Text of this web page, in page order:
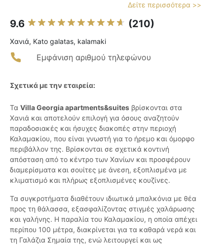
Δείτε περισσότερα >>
9.6 (210)
Χανιά, Kato galatas, kalamaki
Εμφάνιση αριθμού τηλεφώνου
Σχετικά με την εταιρεία:
Τα Villa Georgia apartments&suites βρίσκονται στα
Χανιά και αποτελούν επιλογή για όσους αναζητούν
παραδοσιακές και ήσυχες διακοπές στην περιοχή
Καλαμακίου, που είναι γνωστή για το ήρεμο και όμορφο
περιβάλλον της. Βρίσκονται σε σχετικά κοντινή
απόσταση από το κέντρο των Χανίων και προσφέρουν
διαμερίσματα και σουίτες με άνεση, εξοπλισμένα με
κλιματισμό και πλήρως εξοπλισμένες κουζίνες.
Τα συγκροτήματα διαθέτουν ιδιωτικά μπαλκόνια με θέα
προς τη θάλασσα, εξασφαλίζοντας στιγμές χαλάρωσης
και γαλήνης. Η παραλία του Καλαμακίου, η οποία απέχει
περίπου 100 μέτρα, διακρίνεται για τα καθαρά νερά και
τη Γαλάζια Σημαία της, ενώ λειτουργεί και ως